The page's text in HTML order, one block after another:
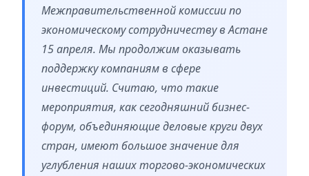
Межправительственной комиссии по
экономическому сотрудничеству в Астане
15 апреля. Мы продолжим оказывать
поддержку компаниям в сфере
инвестиций. Считаю, что такие
мероприятия, как сегодняшний бизнес-
форум, объединяющие деловые круги двух
стран, имеют большое значение для
углубления наших торгово-экономических